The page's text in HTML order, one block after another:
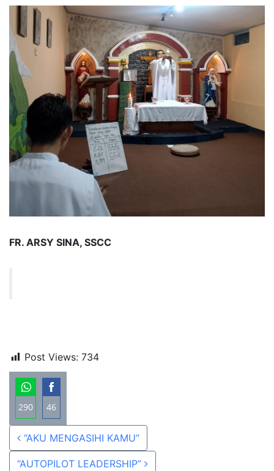
FR. ARSY SINA, SSCC
Post Views: 734
290
Share
on
WhatsApp
46
Share
on
Facebook
Post navigation
“AKU MENGASIHI KAMU”
“AUTOPILOT LEADERSHIP”